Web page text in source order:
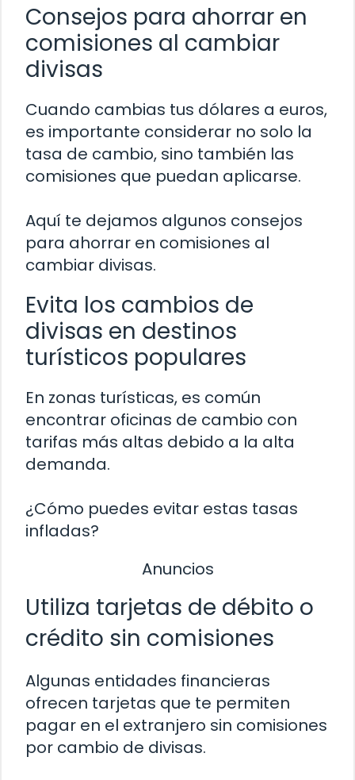
Consejos para ahorrar en
comisiones al cambiar
divisas
Cuando cambias tus dólares a euros,
es importante considerar no solo la
tasa de cambio, sino también las
comisiones que puedan aplicarse.
Aquí te dejamos algunos consejos
para ahorrar en comisiones al
cambiar divisas.
Evita los cambios de
divisas en destinos
turísticos populares
En zonas turísticas, es común
encontrar oficinas de cambio con
tarifas más altas debido a la alta
demanda.
¿Cómo puedes evitar estas tasas
infladas?
Anuncios
Utiliza tarjetas de débito o
crédito sin comisiones
Algunas entidades financieras
ofrecen tarjetas que te permiten
pagar en el extranjero sin comisiones
por cambio de divisas.